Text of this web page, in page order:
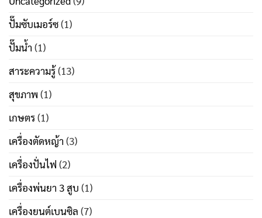
ปั๊มซับเมอร์ซ(1)
ปั๊มน้ำ (1)
สาระความรู้(13)
สุขภาพ (1)
เกษตร(1)
เครื่องตัดหญ้า (3)
เครื่องปั่นไฟ (2)
เครื่องพ่นยา 3 สูบ (1)
เครื่องยนต์เบนซิล (7)